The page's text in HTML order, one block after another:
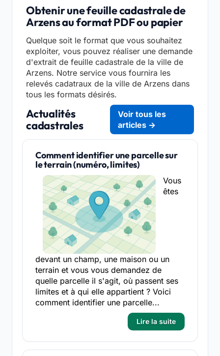
Obtenir une feuille cadastrale de
Arzens au format PDF ou papier
Quelque soit le format que vous souhaitez
exploiter, vous pouvez réaliser une demande
d'extrait de feuille cadastrale de la ville de
Arzens. Notre service vous fournira les
relevés cadatraux de la ville de Arzens dans
tous les formats désirés.
Actualités
cadastrales
Voir tous les
articles →
Comment identifier une parcelle sur
le terrain (numéro, limites)
Vous
êtes
devant un champ, une maison ou un
terrain et vous vous demandez de
quelle parcelle il s'agit, où passent ses
limites et à qui elle appartient ? Voici
comment identifier une parcelle...
Lire la suite